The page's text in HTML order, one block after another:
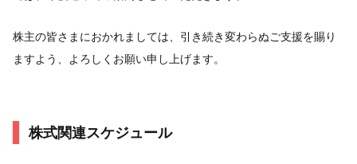
株主の皆さまにおかれましては、引き続き変わらぬご支援を賜り
ますよう、よろしくお願い申し上げます。
株式関連スケジュール